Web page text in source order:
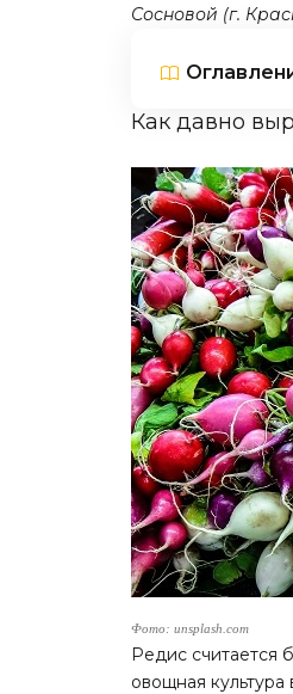
Сосновой (г.
Как давно
Фото: unsplash.com
Редис считается
овощная